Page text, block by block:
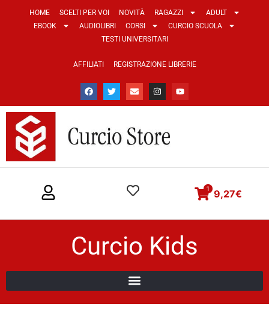
HOME SCELTI PER VOI NOVITÀ RAGAZZI
ADULT
EBOOK
AUDIOLIBRI CORSI
CURCIO SCUOLA
TESTI UNIVERSITARI
AFFILIATI REGISTRAZIONE LIBRERIE
9,27€
1
Curcio Kids